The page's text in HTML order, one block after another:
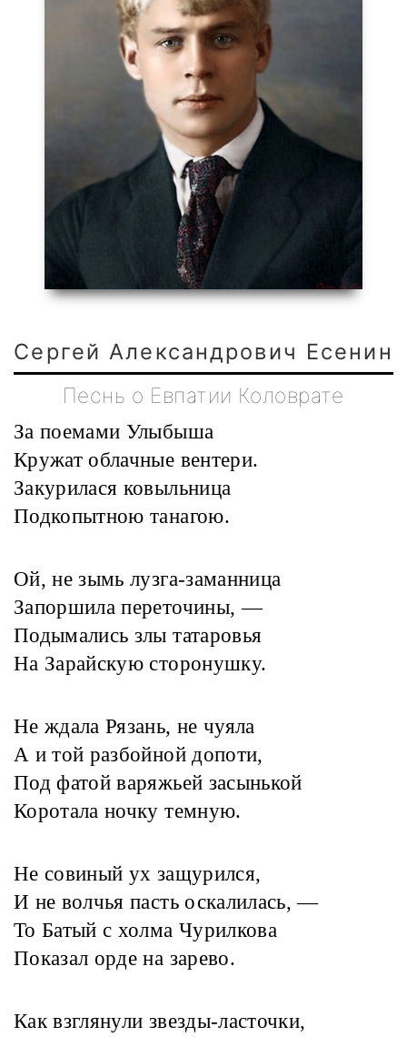
Сергей Александрович Есенин
Песнь о Евпатии Коловрате
За поемами Улыбыша
Кружат облачные вентери.
Закурилася ковыльница
Подкопытною танагою.
Ой, не зымь лузга-заманница
Запоршила переточины, —
Подымались злы татаровья
На Зарайскую сторонушку.
Не ждала Рязань, не чуяла
А и той разбойной допоти,
Под фатой варяжьей засынькой
Коротала ночку темную.
Не совиный ух защурился,
И не волчья пасть оскалилась, —
То Батый с холма Чурилкова
Показал орде на зарево.
Как взглянули звезды-ласточки,